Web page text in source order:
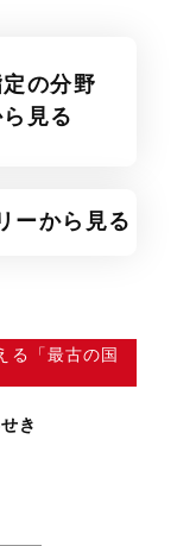
定の分野
見る
ーから見る
る「最古の国
き